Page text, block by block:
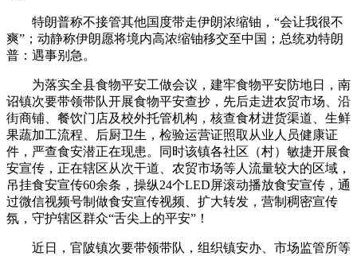
特朗普称不接管其他国度带走伊朗浓缩铀，“会让我很不
爽”；动静称伊朗愿将境内高浓缩铀移交至中国；总统劝特朗
普：遇事别急。
为落实全县食物平安工做会议，建牢食物平安防地日，南
诏镇次要带领带队开展食物平安查抄，先后走进农贸市场、沿
街商铺、餐饮门店及校外托管机构，核查食材进货渠道、生鲜
果蔬加工流程、后厨卫生，检验运营证照取从业人员健康证
件，严查食安潜正在现患。同时该镇各社区（村）敏捷开展食
安宣传，正在辖区从次干道、农贸市场等人流量较大的区域，
吊挂食安宣传60余条，操纵24个LED屏滚动播放食安宣传，通
过微信视频号制做食安宣传视频、扩大转发，营制稠密宣传
氛，守护辖区群众“舌尖上的平安”！
近日，官陂镇次要带领带队，组织镇安办、市场监管所等